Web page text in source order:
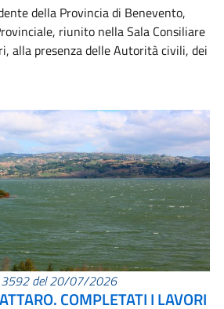
della Provincia di Benevento,
riunito nella Sala Consiliare
alla presenza delle Autorità civili, dei
3592 del 20/07/2026
COMPLETATI I LAVORI